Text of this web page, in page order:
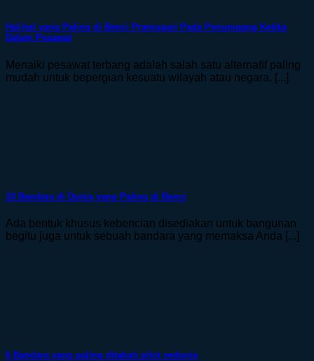
Hal-hal yang Paling di Benci Pramugari Pada Penumpang Ketika
Dalam Pesawat
Menaiki pesawat terbang adalah salah satu alternatif paling
mudah untuk bepergian kesuatu wilayah atau negara. [...]
10 Bandara di Dunia yang Paling di Benci
Ada bentuk khusus kebencian disediakan untuk bangunan
begitu juga untuk sebuah bandara yang memaksa Anda [...]
6 Bandara yang paling ditakuti pilot sedunia